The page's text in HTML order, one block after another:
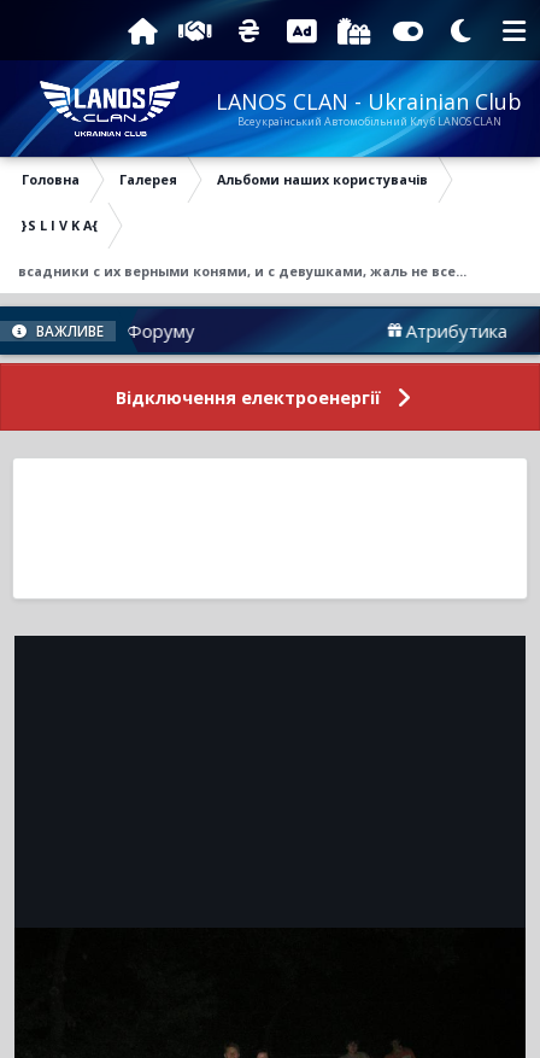
LANOS CLAN - Ukrainian Club
Всеукраїнський Автомобільний Клуб LANOS CLAN
Головна Галерея Альбоми наших користувачів
}S L I V K A{
всадники с их верными конями, и с девушками, жаль не все...
ВАЖЛИВЕ
Новини Форуму Атрибутика
Відключення електроенергії